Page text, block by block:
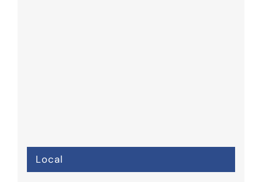
Local